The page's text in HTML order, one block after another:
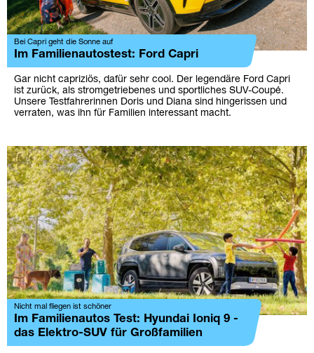
Bei Capri geht die Sonne auf
Im Familienautostest: Ford Capri
Gar nicht capriziös, dafür sehr cool. Der legendäre Ford Capri
ist zurück, als stromgetriebenes und sportliches SUV-Coupé.
Unsere Testfahrerinnen Doris und Diana sind hingerissen und
verraten, was ihn für Familien interessant macht.
Nicht mal fliegen ist schöner
Im Familienautos Test: Hyundai Ioniq 9 -
das Elektro-SUV für Großfamilien